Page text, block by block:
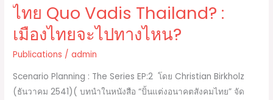
ไทย Quo Vadis Thailand? :
เมืองไทยจะไปทางไหน?
Publications /admin
Scenario Planning : The Series EP:2 โดย Christian Birkholz
(ธันวาคม 2541)( บทนำในหนังสือ “ปั้นแต่งอนาคตสังคมไทย” จัด
ไป
ทาง
ไหน?